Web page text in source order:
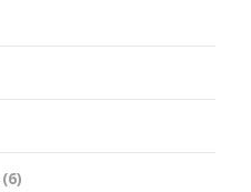
изабране
страници
(6)